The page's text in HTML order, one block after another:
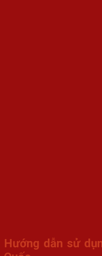
Hướng dẫn sử